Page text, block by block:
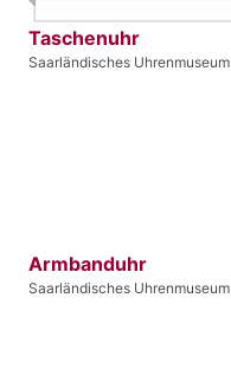
Taschenuhr
Saarländisches Uhrenmuseum
Armbanduhr
Saarländisches Uhrenmuseum